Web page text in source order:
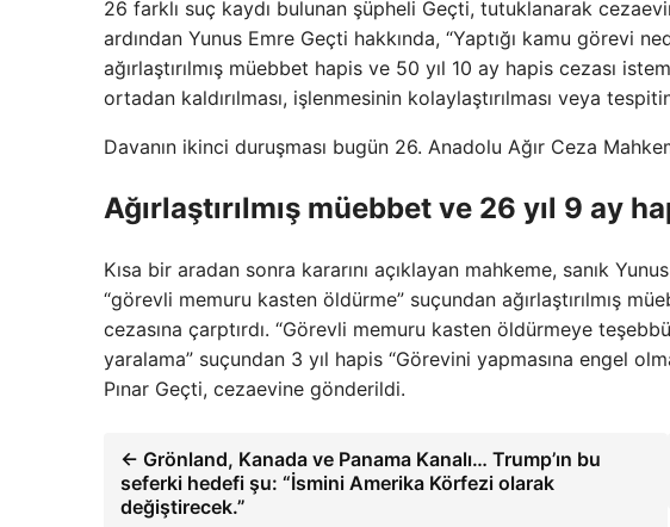
26 farklı suç kaydı bulunan şüpheli Geçti, tutuklanarak
ardından Yunus Emre Geçti hakkında, “Yaptığı kamu görevi
ağırlaştırılmış müebbet hapis ve 50 yıl 10 ay hapis cezası
ortadan kaldırılması, işlenmesinin kolaylaştırılması veya
Davanın ikinci duruşması bugün 26. Anadolu Ağır Ceza
Ağırlaştırılmış müebbet ve 26 yıl 9 ay
Kısa bir aradan sonra kararını açıklayan mahkeme, sanık
“görevli memuru kasten öldürme” suçundan ağırlaştırılmış
cezasına çarptırdı. “Görevli memuru kasten öldürmeye
yaralama” suçundan 3 yıl hapis “Görevini yapmasına engel
Pınar Geçti, cezaevine gönderildi.
← Grönland, Kanada ve Panama Kanalı… Trump’ın bu
seferki hedefi şu: “İsmini Amerika Körfezi olarak
değiştirecek.”